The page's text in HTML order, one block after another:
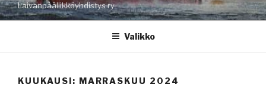
Laivanpäällikköyhdistys ry
Valikko
KUUKAUSI: MARRASKUU 2024